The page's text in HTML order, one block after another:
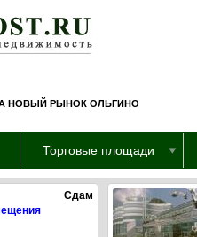
НОВЫЙ РЫНОК ОЛЬГИНО
Торговые площади
Сдам